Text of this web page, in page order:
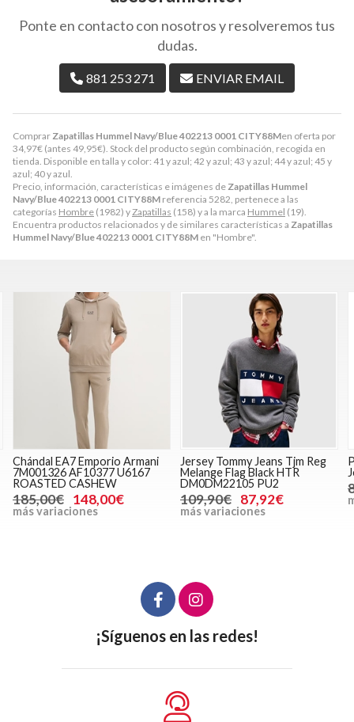
Comprar Zapatillas Hummel Navy/Blue 402213 0001 CITY88Men oferta por
34,97€ (antes 49,95€). Stock del producto según combinación, recogida en
tienda. Disponible en talla y color: 41 y azul; 42 y azul; 43 y azul; 44 y azul; 45 y
azul; 40 y azul.
Precio, información, características e imágenes de Zapatillas Hummel
Navy/Blue 402213 0001 CITY88M referencia 5282, pertenece a las
categorías Hombre (1982) y Zapatillas (158) y a la marca Hummel (19).
Encuentra productos relacionados y de similares características a Zapatillas
Hummel Navy/Blue 402213 0001 CITY88M en "Hombre".
Ponte en contacto con nosotros y resolveremos tus
dudas.
881 253 271 ENVIAR EMAIL
Jersey Tommy Jeans Tjm Reg
Melange Flag Black HTR
DM0DM22105 PU2
109,90€ 87,92€
más variaciones
Pantalón Vaquero Negro Salsa
Jeans 21008482 000
89,95€ 71,96€
más variaciones
¡Síguenos en las redes!